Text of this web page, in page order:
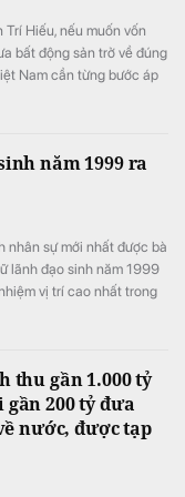
Trí Hiếu, nếu muốn vốn
bất động sản trở về đúng
Nam cần từng bước áp
năm 1999 ra
nhân sự mới nhất được bà
lãnh đạo sinh năm 1999
vị trí cao nhất trong
thu gần 1.000 tỷ
200 tỷ đưa
nước, được tạp